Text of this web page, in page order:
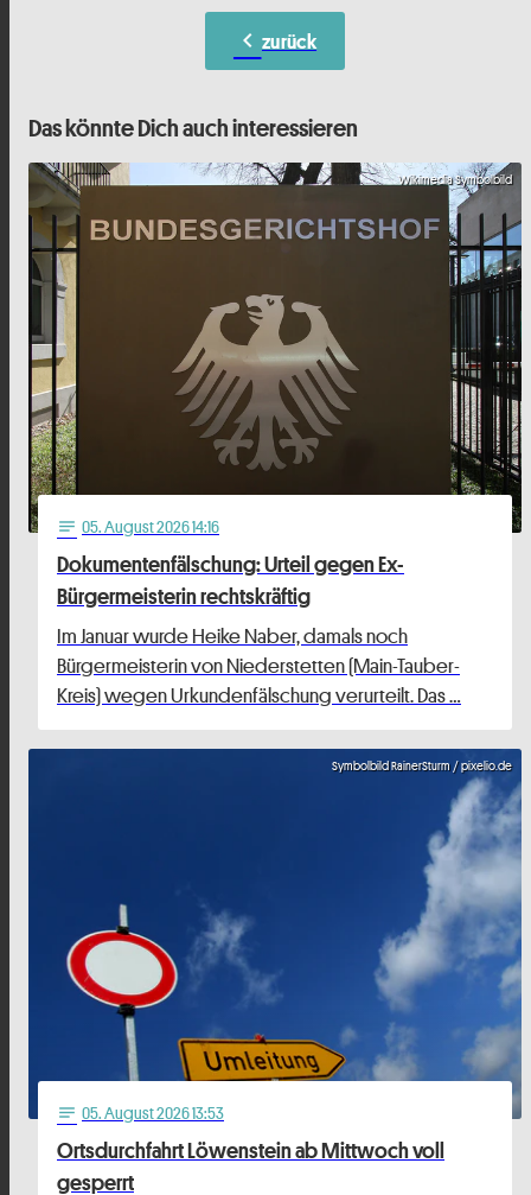
chevron_left zurück
Das könnte Dich auch interessieren
Wikimedia Symbolbild
notes 05. August 2026 14:16
Dokumentenfälschung: Urteil gegen Ex-
Bürgermeisterin rechtskräftig
Im Januar wurde Heike Naber, damals noch
Bürgermeisterin von Niederstetten (Main-Tauber-
Kreis) wegen Urkundenfälschung verurteilt. Das …
Symbolbild RainerSturm / pixelio.de
notes 05. August 2026 13:53
Ortsdurchfahrt Löwenstein ab Mittwoch voll
gesperrt